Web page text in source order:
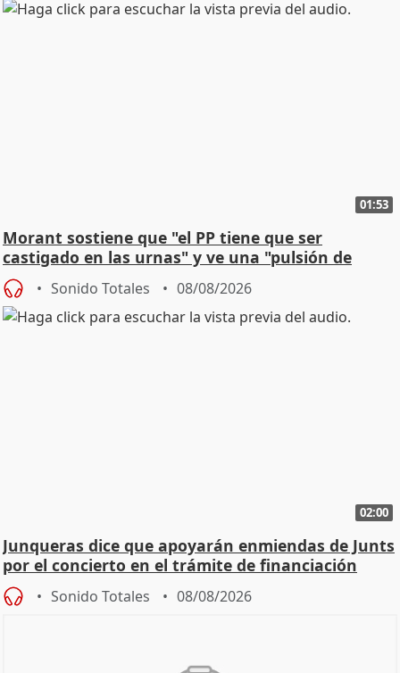
01:53
Morant sostiene que "el PP tiene que ser
castigado en las urnas" y ve una "pulsión de
cambio"
Sonido Totales 08/08/2026
02:00
Junqueras dice que apoyarán enmiendas de Junts
por el concierto en el trámite de financiación
Sonido Totales 08/08/2026